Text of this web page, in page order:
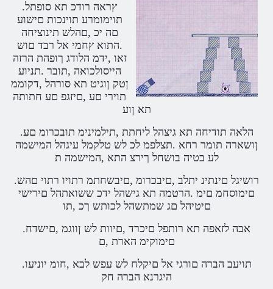
.ץראה רודכ תא סופתל
תוימומרע תוינכות םישוע
םה יכ ,םהלש תינוציחה
.התוא ץחמי אל רבד םוש
זאו ,ידמ הלודג ךופהת הרזה
הייסולכואה ,תובר .תניוע
ןטק ןוגיט תא סורהל ,דקוממ
תוירי םע ,םיזגפ םע חתותה
תא ןוע
.הלאה תודיחה תא גיצהל ליחתת ,תילמינימ תובכרומ םע
ןושארה תומר רחא .תצלפמ לכ לש טלקמל עיגהל המישמה
לע בטיה בושחל ךירצ התא ,המישמה ת
.רושיגל םינתינ יתלב ,םיבכרומ ,םיבשחתמ רתויו רתוי םהש
םימוסחמ םימ .הרטמה תא גישהל ידכ ששואתהל םירישי
םיטיהל םג שמתשהל לכותש ךכ ,תו
.אבה לזאפה תא רותפל םיכרד ,םיוות לש ןווגמ ,םישדח
םימוקימ הארת ,ם
.תויעב הברה םורגי אל םיקלח לש עפש לבא ,חומ יוניעו
היגרנא הברה חק